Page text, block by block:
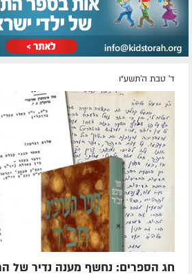
ד' טבת ה׳תשע״ו
חג הספרים: נחשף מענה נדיר של